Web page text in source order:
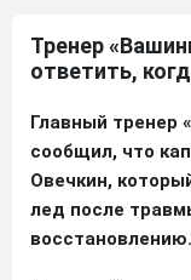
Тренер
ответить,
Главный тренер
сообщил, что
Овечкин,
лед после
восстановлению.